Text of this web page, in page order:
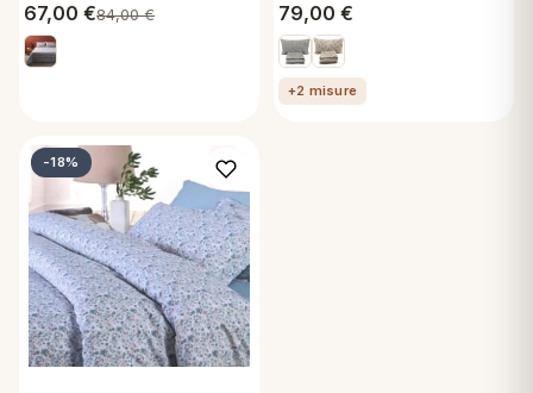
67,00 €84,00€ 79,00 €
+2 misure
-18%